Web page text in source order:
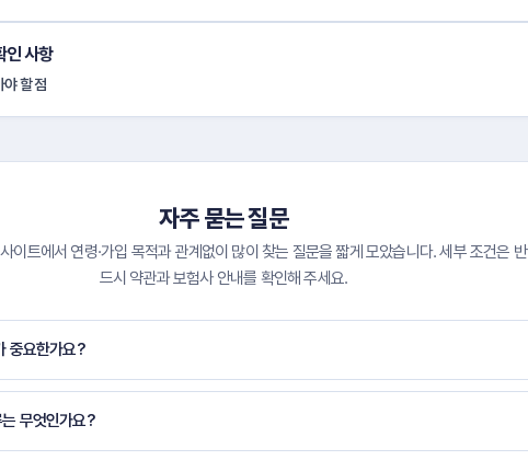
인 사항
야 할 점
자주 묻는 질문
이트에서 연령·가입 목적과 관계없이 많이 찾는 질문을 짧게 모았습니다. 세부 조건은 반
드시 약관과 보험사 안내를 확인해 주세요.
중요한가요?
무엇인가요?